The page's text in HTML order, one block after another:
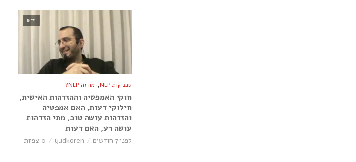
וידאו
טכניקות NLP , מה זה NLP?
חוקי האמפטיה וההזדהות האישית,
חילוקי דעות, האם אמפטיה
והזדהות עושה טוב, מתי הזדהות
עושה רע, האם דעות
לפני 7 חודשים yudkoren 0 צפיות